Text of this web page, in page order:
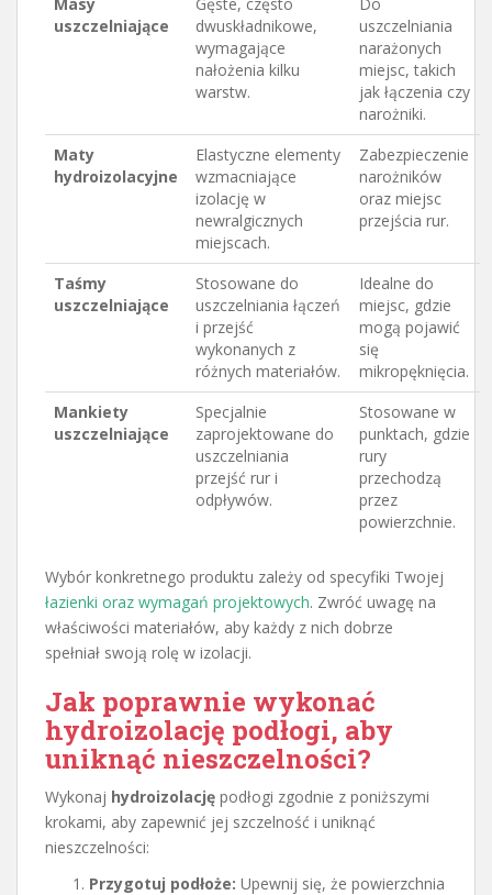
uszczelniające
dwuskładnikowe,
wymagające
nałożenia kilku
warstw.
uszczelniania
narażonych
miejsc, takich
jak łączenia czy
narożniki.
Maty
hydroizolacyjne
Elastyczne elementy
wzmacniające
izolację w
newralgicznych
miejscach.
Zabezpieczenie
narożników
oraz miejsc
przejścia rur.
Taśmy
uszczelniające
Stosowane do
uszczelniania łączeń
i przejść
wykonanych z
różnych materiałów.
Idealne do
miejsc, gdzie
mogą pojawić
się
mikropęknięcia.
Mankiety
uszczelniające
Specjalnie
zaprojektowane do
uszczelniania
przejść rur i
odpływów.
Stosowane w
punktach, gdzie
rury
przechodzą
przez
powierzchnie.
Wybór konkretnego produktu zależy od specyfiki Twojej
łazienki oraz wymagań projektowych. Zwróć uwagę na
właściwości materiałów, aby każdy z nich dobrze
spełniał swoją rolę w izolacji.
Jak poprawnie wykonać
hydroizolację podłogi, aby
uniknąć nieszczelności?
Wykonaj hydroizolację podłogi zgodnie z poniższymi
krokami, aby zapewnić jej szczelność i uniknąć
nieszczelności:
Przygotuj podłoże: Upewnij się, że powierzchnia